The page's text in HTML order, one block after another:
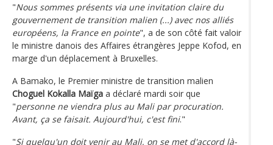
"Nous sommes présents via une invitation claire du
gouvernement de transition malien (...) avec nos alliés
européens, la France en pointe", a de son côté fait valoir
le ministre danois des Affaires étrangères Jeppe Kofod, en
marge d'un déplacement à Bruxelles.
A Bamako, le Premier ministre de transition malien
Choguel Kokalla Maïga a déclaré mardi soir que
"personne ne viendra plus au Mali par procuration.
Avant, ça se faisait. Aujourd'hui, c'est fini."
"Si quelqu'un doit venir au Mali, on se met d'accord là-